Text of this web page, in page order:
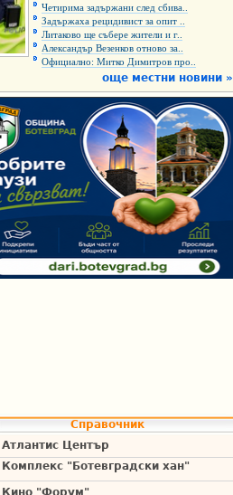
Четирима задържани след сбива..
Задържаха рецидивист за опит ..
Литаково ще събере жители и г..
Александър Везенков отново за..
Официално: Митко Димитров про..
още местни новини »
Справочник
Атлантис Център
Комплекс "Ботевградски хан"
Кино "Форум"